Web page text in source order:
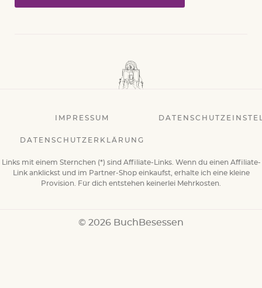
IMPRESSUM
DATENSCHUTZERKLÄRUNG
Links mit einem Sternchen (*) sind Affiliate-Links. Wenn du einen Affiliate-
Link anklickst und im Partner-Shop einkaufst, erhalte ich eine kleine
Provision. Für dich entstehen keinerlei Mehrkosten.
© 2026 BuchBesessen